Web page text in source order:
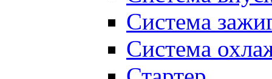
Система
Система